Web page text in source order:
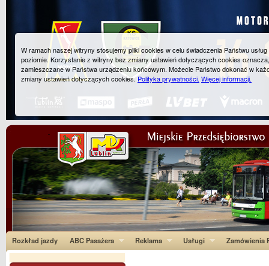
Rozkład jazdy ABC Pasażera Reklama Usługi Zamówienia
W ramach naszej witryny stosujemy pliki cookies w celu świadczenia Państwu
poziomie. Korzystanie z witryny bez zmiany ustawień dotyczących cookies
zamieszczane w Państwa urządzeniu końcowym. Możecie Państwo dokonać w
zmiany ustawień dotyczących cookies.Polityka prywatności. Więcej informacji.